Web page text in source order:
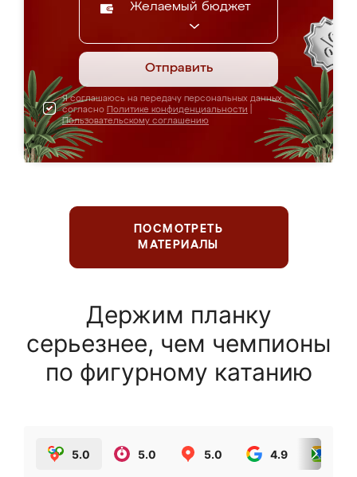
Желаемый бюджет
Отправить
Я соглашаюсь на передачу персональных данных
согласно Политике конфиденциальности
Пользовательскому соглашению
ПОСМОТРЕТЬ
МАТЕРИАЛЫ
Держим планку
серьезнее, чем чемпионы
по фигурному катанию
5.0 5.0 5.0 4.9